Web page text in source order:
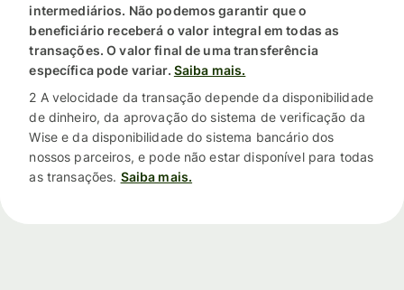
intermediários. Não podemos garantir que o
beneficiário receberá o valor integral em todas as
transações. O valor final de uma transferência
específica pode variar. Saiba mais.
2 A velocidade da transação depende da disponibilidade
de dinheiro, da aprovação do sistema de verificação da
Wise e da disponibilidade do sistema bancário dos
nossos parceiros, e pode não estar disponível para todas
as transações. Saiba mais.